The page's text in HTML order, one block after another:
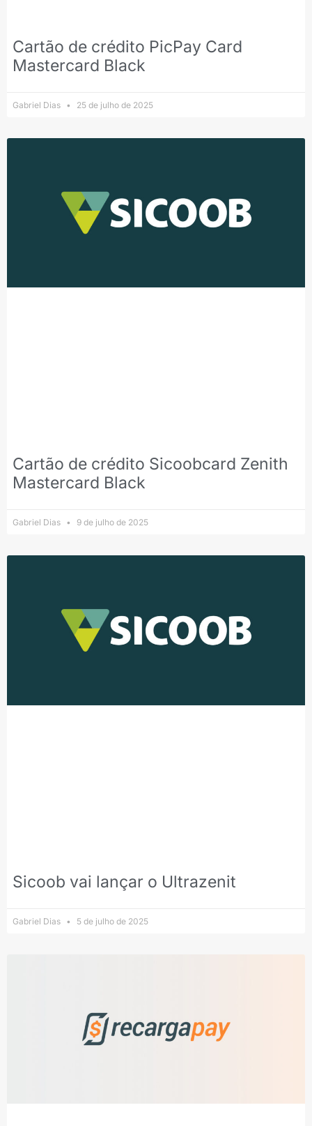
Cartão de crédito PicPay Card
Mastercard Black
Gabriel Dias 25 de julho de 2025
Cartão de crédito Sicoobcard Zenith
Mastercard Black
Gabriel Dias 9 de julho de 2025
Sicoob vai lançar o Ultrazenit
Gabriel Dias 5 de julho de 2025